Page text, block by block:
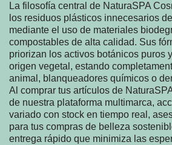
La filosofía central de NaturaSPA
los residuos plásticos innecesarios
mediante el uso de materiales
compostables de alta calidad. Sus
priorizan los activos botánicos puros
origen vegetal, estando
animal, blanqueadores químicos o
Al comprar tus artículos de
de nuestra plataforma multimarca,
variado con stock en tiempo real,
para tus compras de belleza
entrega rápido que minimiza las